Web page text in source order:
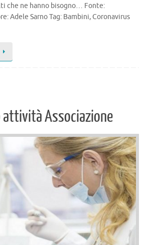
che ne hanno bisogno… Fonte:
Adele Sarno Tag: Bambini, Coronavirus
attività Associazione